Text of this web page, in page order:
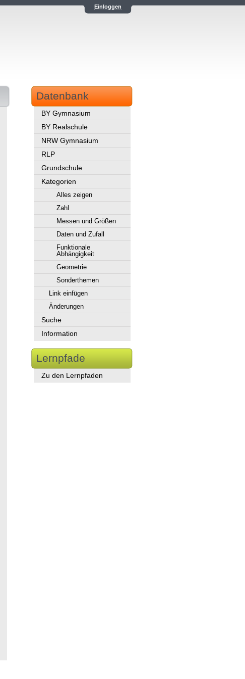
Einloggen
Datenbank
BY Gymnasium
BY Realschule
NRW Gymnasium
RLP
Grundschule
Kategorien
Alles zeigen
Zahl
Messen und Größen
Daten und Zufall
Funktionale
Abhängigkeit
Geometrie
Sonderthemen
Link einfügen
Änderungen
Suche
Information
Lernpfade
Zu den Lernpfaden